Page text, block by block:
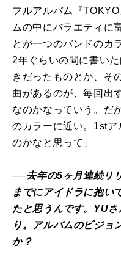
フルアルバム『
ムの中にバラエティに
とが一つのバンドのカ
2年ぐらいの間に書い
きだったものとか、そ
曲があるのが、毎回出
なのかなっていう。だ
のカラーに近い。1st
のかなと思って」
──去年の5ヶ月連続リ
までにアイドラに抱い
たと思うんです。YU
り。アルバムのビジョ
か？